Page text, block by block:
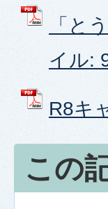
「と
イル:
R8キ
この